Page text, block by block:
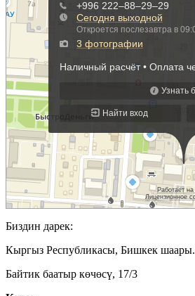
Биздин дарек:
Кыргыз Республикасы, Бишкек шаары.
Байтик баатыр көчөсү, 17/3